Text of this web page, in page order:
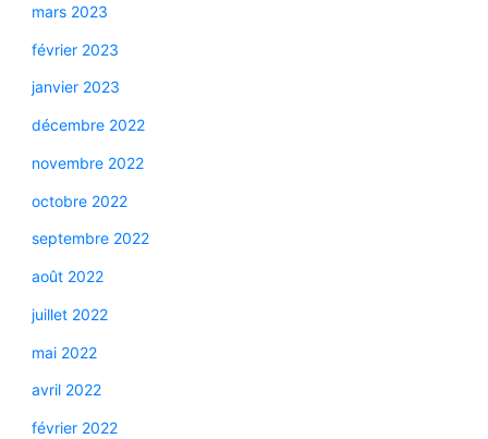
mars 2023
février 2023
janvier 2023
décembre 2022
novembre 2022
octobre 2022
septembre 2022
août 2022
juillet 2022
mai 2022
avril 2022
février 2022